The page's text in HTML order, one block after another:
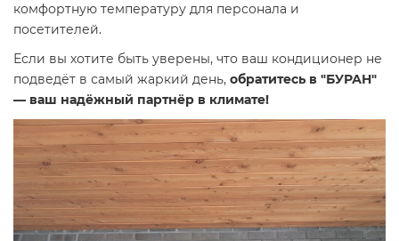
комфортную температуру для персонала и
посетителей.
Если вы хотите быть уверены, что ваш кондиционер не
подведёт в самый жаркий день, обратитесь в "БУРАН"
— ваш надёжный партнёр в климате!